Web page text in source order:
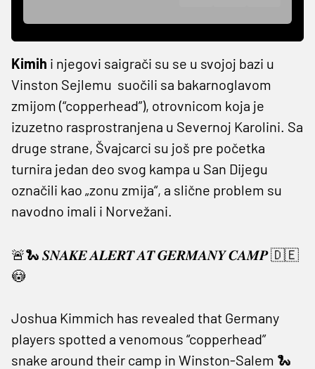
Kimih i njegovi saigrači su se u svojoj bazi u
Vinston Sejlemu suočili sa bakarnoglavom
zmijom (“copperhead”), otrovnicom koja je
izuzetno rasprostranjena u Severnoj Karolini. Sa
druge strane, Švajcarci su još pre početka
turnira jedan deo svog kampa u San Dijegu
označili kao „zonu zmija“, a slične problem su
navodno imali i Norvežani.
🚨🐍 𝑺𝑵𝑨𝑲𝑬 𝑨𝑳𝑬𝑹𝑻 𝑨𝑻 𝑮𝑬𝑹𝑴𝑨𝑵𝒀 𝑪𝑨𝑴𝑷 🇩🇪
😳
Joshua Kimmich has revealed that Germany
players spotted a venomous “copperhead”
snake around their camp in Winston-Salem 🐍